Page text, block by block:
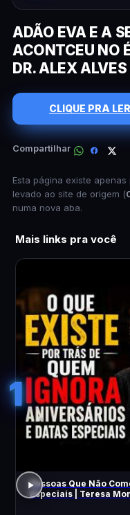
ADÃO EVA E A
ACONTCEU NO
DR. ALEX ALVES
CLIQUE PRA LER
Compartilhar
Esta página existe
levado ao site de origem (
numa nova aba.
Mais links pra você
1
Pessoas Que Não
Especiais | Teresa